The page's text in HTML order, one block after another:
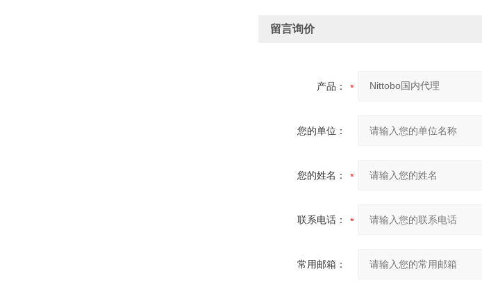
留言询价
产品：
您的单位：
您的姓名：
联系电话：
常用邮箱：